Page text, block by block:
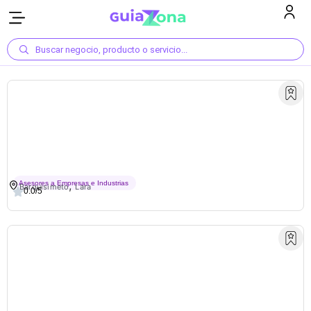
Buscar negocio, producto o servicio...
Barra Móvil Y Cócteles
Asesores a Empresas e Industrias
Barquisimeto, Lara
0.0/5